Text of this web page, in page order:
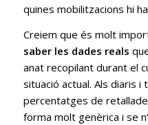
quines mobilitzacions hi
Creiem que és molt
saber les dades reals
anat recopilant durant el
situació actual. Als diaris i
percentatges de
forma molt genèrica i se